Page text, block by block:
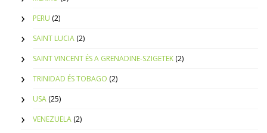
PERU (2)
SAINT LUCIA (2)
SAINT VINCENT ÉS A GRENADINE-SZIGETEK (2)
TRINIDAD ÉS TOBAGO (2)
USA (25)
VENEZUELA (2)